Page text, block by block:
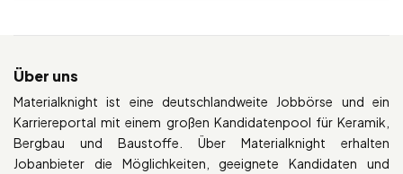
Über uns
Materialknight ist eine deutschlandweite Jobbörse und ein
Karriereportal mit einem großen Kandidatenpool für Keramik,
Bergbau und Baustoffe. Über Materialknight erhalten
Jobanbieter die Möglichkeiten, geeignete Kandidaten und